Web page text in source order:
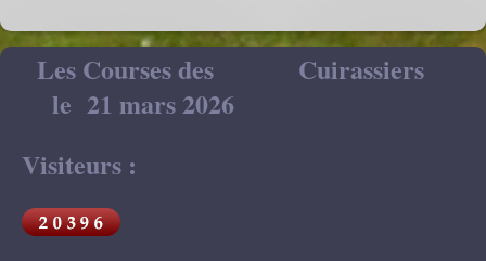
Les Courses des Cuirassiers
le 21 mars 2026
Visiteurs :